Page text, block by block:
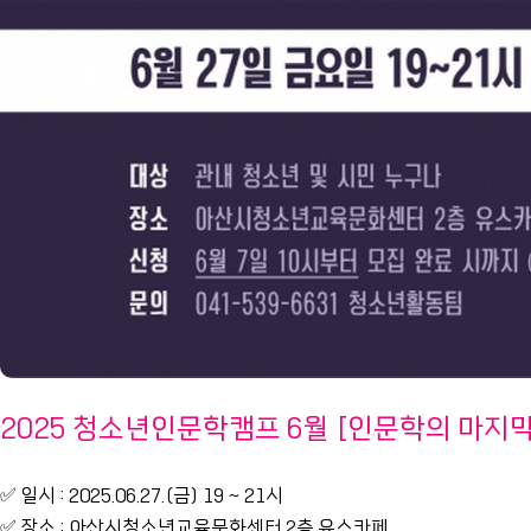
2025 청소년인문학캠프 6월 [인문학의 마지
✅ 일시 : 2025.06.27.(금) 19 ~ 21시